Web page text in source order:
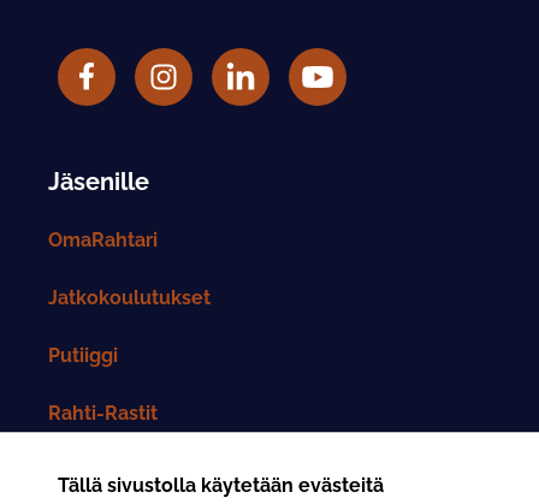
Tällä sivustolla käytetään evästeitä
FacebookRahtarit ry Instagram-tili
LinkedIn Rahtarit ry YouTube-tili
Jäsenille
OmaRahtari
Jatkokoulutukset
Putiiggi
Rahti-Rastit
Rahtarit-lehti